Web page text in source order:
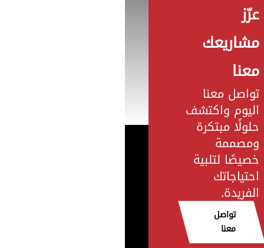
عزّز
مشاريعك
معنا
تواصل معنا
اليوم واكتشف
حلولًا مبتكرة
ومصممة
خصيصًا لتلبية
احتياجاتك
الفريدة.
تواصل
معنا